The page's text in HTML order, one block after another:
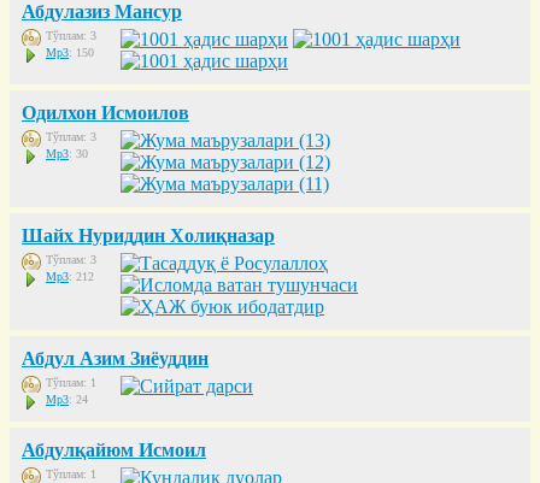
Абдулазиз Мансур
Тўплам: 3
Mp3: 150
Одилхон Исмоилов
Тўплам: 3
Mp3: 30
Шайх Нуриддин Холиқназар
Тўплам: 3
Mp3: 212
Абдул Азим Зиёуддин
Тўплам: 1
Mp3: 24
Абдулқайюм Исмоил
Тўплам: 1